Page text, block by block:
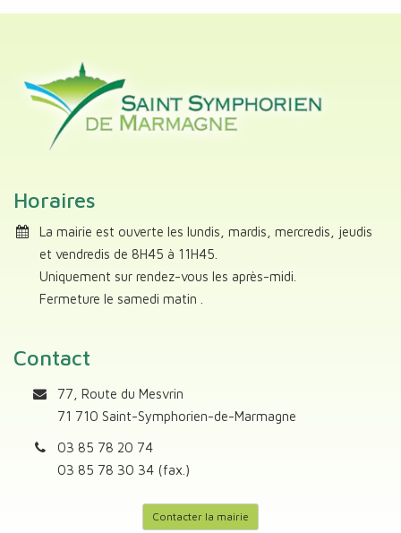
Horaires
La mairie est ouverte les lundis, mardis, mercredis, jeudis
et vendredis de 8H45 à 11H45.
Uniquement sur rendez-vous les après-midi.
Fermeture le samedi matin .
Contact
77, Route du Mesvrin
71 710 Saint-Symphorien-de-Marmagne
03 85 78 20 74
03 85 78 30 34 (fax.)
Contacter la mairie